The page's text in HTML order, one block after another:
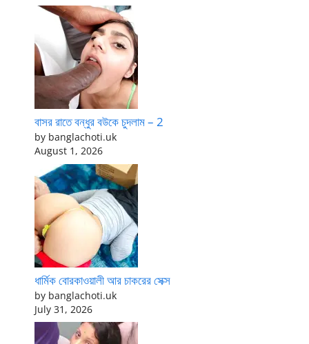
বাসর রাতে বন্ধুর বউকে চুদলাম – 2
by banglachoti.uk
August 1, 2026
ধার্মিক বোরকাওয়ালী আর চাকরের সেক্স
by banglachoti.uk
July 31, 2026